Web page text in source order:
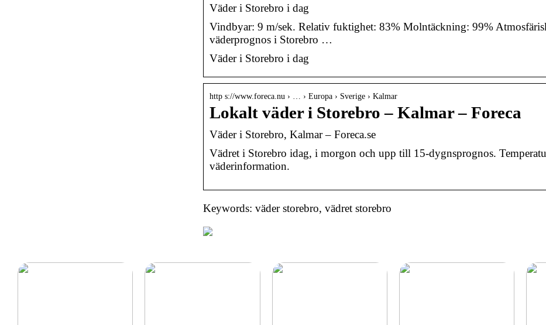
Väder i Storebro i dag
Vindbyar: 9 m/sek. Relativ fuktighet: 83% Molntäckning: 99%
väderprognos i Storebro …
Väder i Storebro i dag
http s://www.foreca.nu › … › Europa › Sverige › Kalmar
Lokalt väder i Storebro – Kalmar – Foreca
Väder i Storebro, Kalmar – Foreca.se
Vädret i Storebro idag, i morgon och upp till 15-dygnsprognos.
väderinformation.
Keywords: väder storebro, vädret storebro